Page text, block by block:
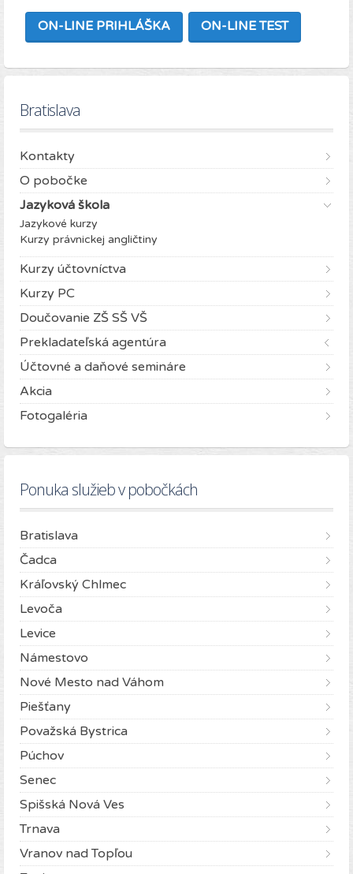
ON-LINE PRIHLÁŠKA ON-LINE TEST
Bratislava
Kontakty
O pobočke
Jazyková škola
Jazykové kurzy
Kurzy právnickej angličtiny
Kurzy účtovníctva
Kurzy PC
Doučovanie ZŠ SŠ VŠ
Prekladateľská agentúra
Účtovné a daňové semináre
Akcia
Fotogaléria
Ponuka služieb v pobočkách
Bratislava
Čadca
Kráľovský Chlmec
Levoča
Levice
Námestovo
Nové Mesto nad Váhom
Piešťany
Považská Bystrica
Púchov
Senec
Spišská Nová Ves
Trnava
Vranov nad Topľou